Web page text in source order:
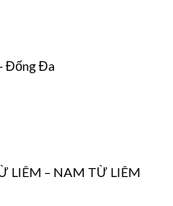
Đống Đa
LIÊM – NAM TỪ LIÊM